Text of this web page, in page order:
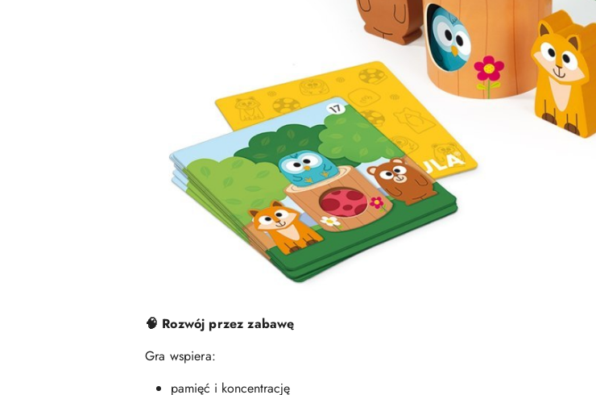
🧠 Rozwój przez zabawę
Gra wspiera:
pamięć i koncentrację